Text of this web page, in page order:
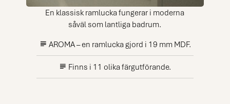
En klassisk ramlucka fungerar i moderna
såväl som lantliga badrum.
AROMA – en ramlucka gjord i 19 mm MDF.
Finns i 11 olika färgutförande.